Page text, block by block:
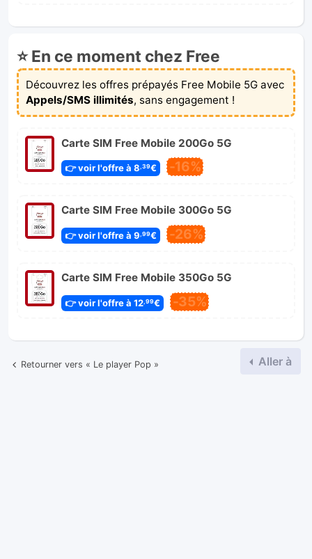
⭐ En ce moment chez Free
Découvrez les offres prépayés Free Mobile 5G avec
Appels/SMS illimités, sans engagement !
Carte SIM Free Mobile 200Go 5G
👉 voir l'offre à 8,39€ -16%
Carte SIM Free Mobile 300Go 5G
👉 voir l'offre à 9 ,99€ -26%
Carte SIM Free Mobile 350Go 5G
👉 voir l'offre à 12,99€ -35%
Retourner vers « Le player Pop » Aller à